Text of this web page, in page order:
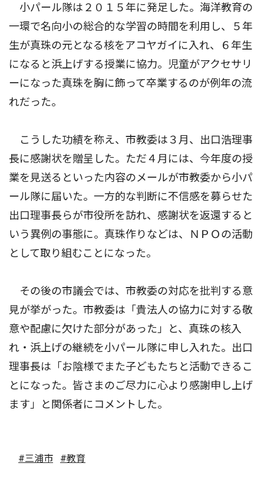
小パール隊は２０１５年に発足した。海洋教育の
一環で名向小の総合的な学習の時間を利用し、５年
生が真珠の元となる核をアコヤガイに入れ、６年生
になると浜上げする授業に協力。児童がアクセサリ
ーになった真珠を胸に飾って卒業するのが例年の流
れだった。
こうした功績を称え、市教委は３月、出口浩理事
長に感謝状を贈呈した。ただ４月には、今年度の授
業を見送るといった内容のメールが市教委から小パ
ール隊に届いた。一方的な判断に不信感を募らせた
出口理事長らが市役所を訪れ、感謝状を返還すると
いう異例の事態に。真珠作りなどは、ＮＰＯの活動
として取り組むことになった。
その後の市議会では、市教委の対応を批判する意
見が挙がった。市教委は「貴法人の協力に対する敬
意や配慮に欠けた部分があった」と、真珠の核入
れ・浜上げの継続を小パール隊に申し入れた。出口
理事長は「お陰様でまた子どもたちと活動できるこ
とになった。皆さまのご尽力に心より感謝申し上げ
ます」と関係者にコメントした。
#三浦市 #教育